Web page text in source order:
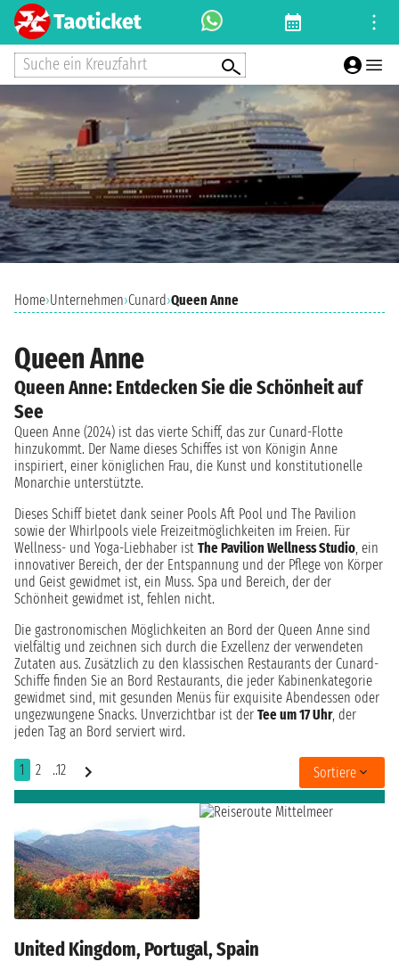
Suche ein Kreuzfahrt
Home›Unternehmen›Cunard›Queen Anne
Queen Anne
Queen Anne: Entdecken Sie die Schönheit auf
See
Queen Anne (2024) ist das vierte Schiff, das zur Cunard-Flotte
hinzukommt. Der Name dieses Schiffes ist von Königin Anne
inspiriert, einer königlichen Frau, die Kunst und konstitutionelle
Monarchie unterstützte.
Dieses Schiff bietet dank seiner Pools Aft Pool und The Pavilion
sowie der Whirlpools viele Freizeitmöglichkeiten im Freien. Für
Wellness- und Yoga-Liebhaber ist The Pavilion Wellness Studio, ein
innovativer Bereich, der der Entspannung und der Pflege von Körper
und Geist gewidmet ist, ein Muss. Spa und Bereich, der der
Schönheit gewidmet ist, fehlen nicht.
Die gastronomischen Möglichkeiten an Bord der Queen Anne sind
vielfältig und zeichnen sich durch die Exzellenz der verwendeten
Zutaten aus. Zusätzlich zu den klassischen Restaurants der Cunard-
Schiffe finden Sie an Bord Restaurants, die jeder Kabinenkategorie
gewidmet sind, mit gesunden Menüs für exquisite Abendessen oder
ungezwungene Snacks. Unverzichtbar ist der Tee um 17 Uhr, der
jeden Tag an Bord serviert wird.
1 2 ..12 Sortiere
United Kingdom, Portugal, Spain